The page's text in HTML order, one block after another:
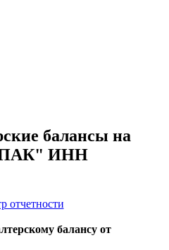
балансы на
ИНН
отчетности
балансу от